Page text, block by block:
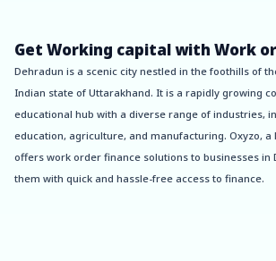
Get Working capital with Work
Dehradun is a scenic city nestled in the foothills of
Indian state of Uttarakhand. It is a rapidly growing
educational hub with a diverse range of industries,
education, agriculture, and manufacturing. Oxyzo, a
offers work order finance solutions to businesses in
them with quick and hassle-free access to finance.